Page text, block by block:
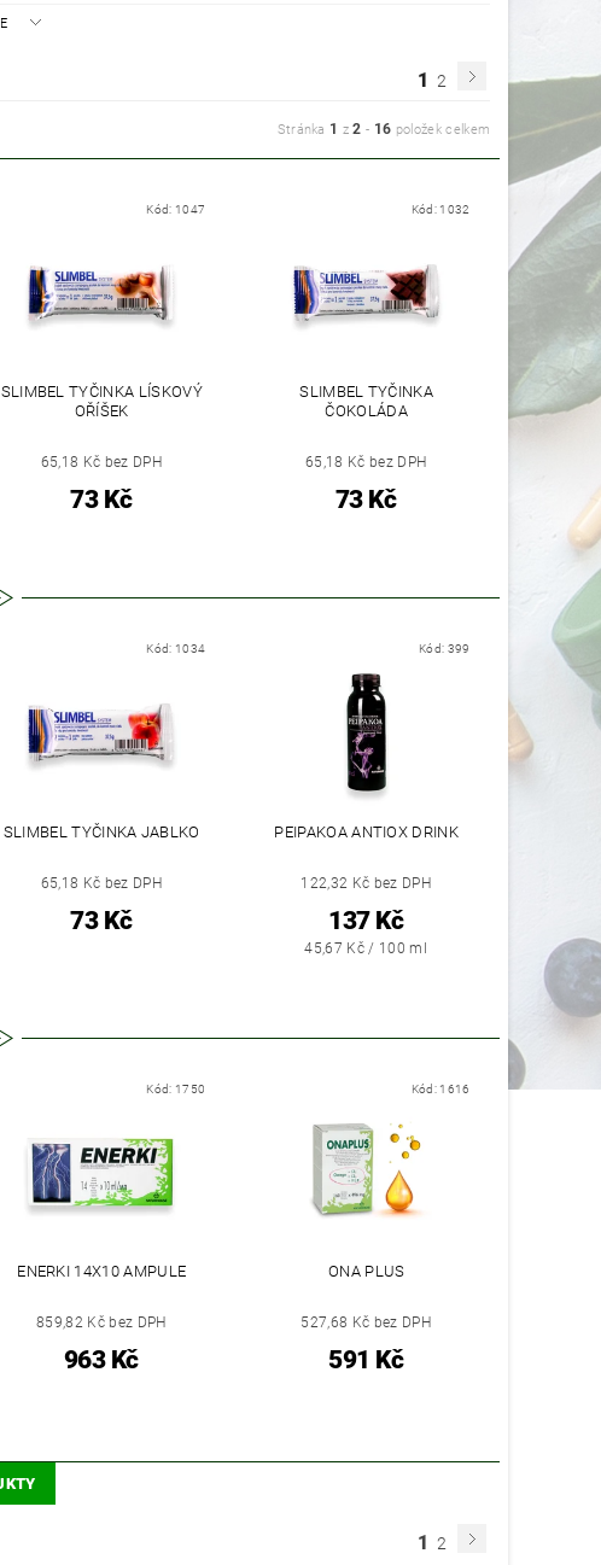
1 2
Stránka 1 z2 - 16 položek celkem
Kód: 1047
SLIMBEL TYČINKA LÍSKOVÝ
OŘÍŠEK
65,18 Kč bez DPH
73 Kč
Kód: 1032
SLIMBEL TYČINKA
ČOKOLÁDA
65,18 Kč bez DPH
73 Kč
Kód: 1034
SLIMBEL TYČINKA JABLKO
65,18 Kč bez DPH
73 Kč
Kód: 399
PEIPAKOA ANTIOX DRINK
122,32 Kč bez DPH
137 Kč
45,67 Kč / 100 ml
Kód: 1750
ENERKI 14X10 AMPULE
859,82 Kč bez DPH
963 Kč
Kód: 1616
ONA PLUS
527,68 Kč bez DPH
591 Kč
1 2